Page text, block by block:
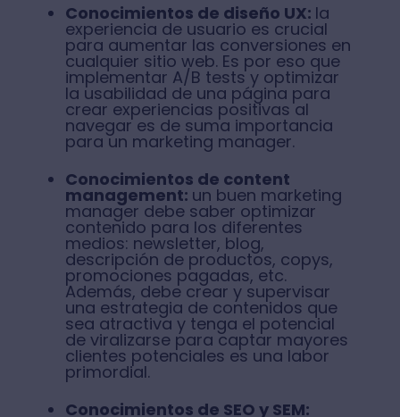
Conocimientos de diseño UX: la
experiencia de usuario es crucial
para aumentar las conversiones en
cualquier sitio web. Es por eso que
implementar A/B tests y optimizar
la usabilidad de una página para
crear experiencias positivas al
navegar es de suma importancia
para un marketing manager.
Conocimientos de content
management: un buen marketing
manager debe saber optimizar
contenido para los diferentes
medios: newsletter, blog,
descripción de productos, copys,
promociones pagadas, etc.
Además, debe crear y supervisar
una estrategia de contenidos que
sea atractiva y tenga el potencial
de viralizarse para captar mayores
clientes potenciales es una labor
primordial.
Conocimientos de SEO y SEM: